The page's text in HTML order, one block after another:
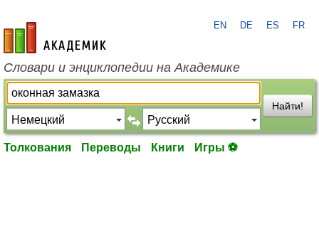
academic.ru
EN DE ES FR
Словари и энциклопедии на Академике
Найти!
Толкования Переводы Книги Игры ⚽